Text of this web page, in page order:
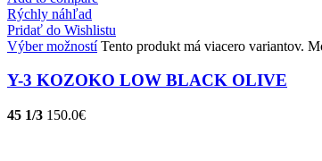
Rýchly náhľad
Pridať do Wishlistu
Výber možností Tento produkt má viacero variantov.
Y-3 KOZOKO LOW BLACK OLIVE
45 1/3 150.0€